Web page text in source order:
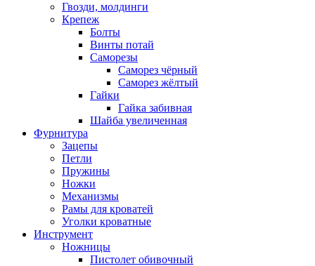
Гвозди, молдинги
Крепеж
Болты
Винты потай
Саморезы
Саморез чёрный
Саморез жёлтый
Гайки
Гайка забивная
Шайба увеличенная
Фурнитура
Зацепы
Петли
Пружины
Ножки
Механизмы
Рамы для кроватей
Уголки кроватные
Инструмент
Ножницы
Пистолет обивочный